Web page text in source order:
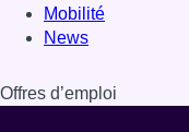
Mobilité
News
Offres d’emploi